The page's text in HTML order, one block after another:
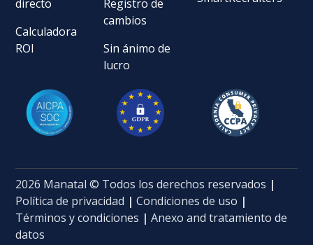
directo
Calculadora
ROI
Registro de
cambios
Sin ánimo de
lucro
2026 Manatal © Todos los derechos reservados |
Política de privacidad |Condiciones de uso |
Términos y condiciones | Anexo and tratamiento de
datos